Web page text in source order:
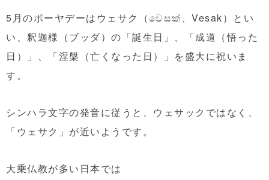
5月のポーヤデーはウェサク（වෙසක්、Vesak）とい
い、釈迦様（ブッダ）の「誕生日」、「成道（悟った
日）」、「涅槃（亡くなった日）」を盛大に祝いま
す。
シンハラ文字の発音に従うと、ウェサックではなく、
「ウェサク」が近いようです。
大乗仏教が多い日本では